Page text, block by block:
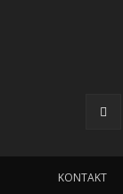
KONTAKT